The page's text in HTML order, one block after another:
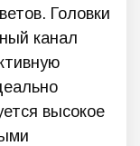
Головки
канал
высокое